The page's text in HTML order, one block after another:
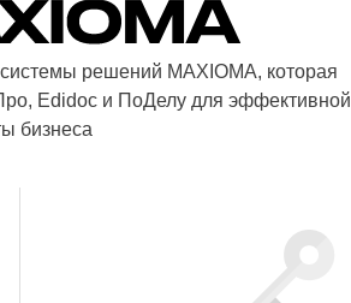
решений MAXIOMA, которая
Edidoc и ПоДелу для эффективной
бизнеса